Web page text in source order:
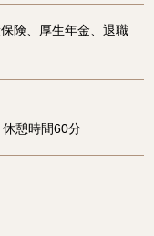
険、厚生年金、退職
憩時間60分